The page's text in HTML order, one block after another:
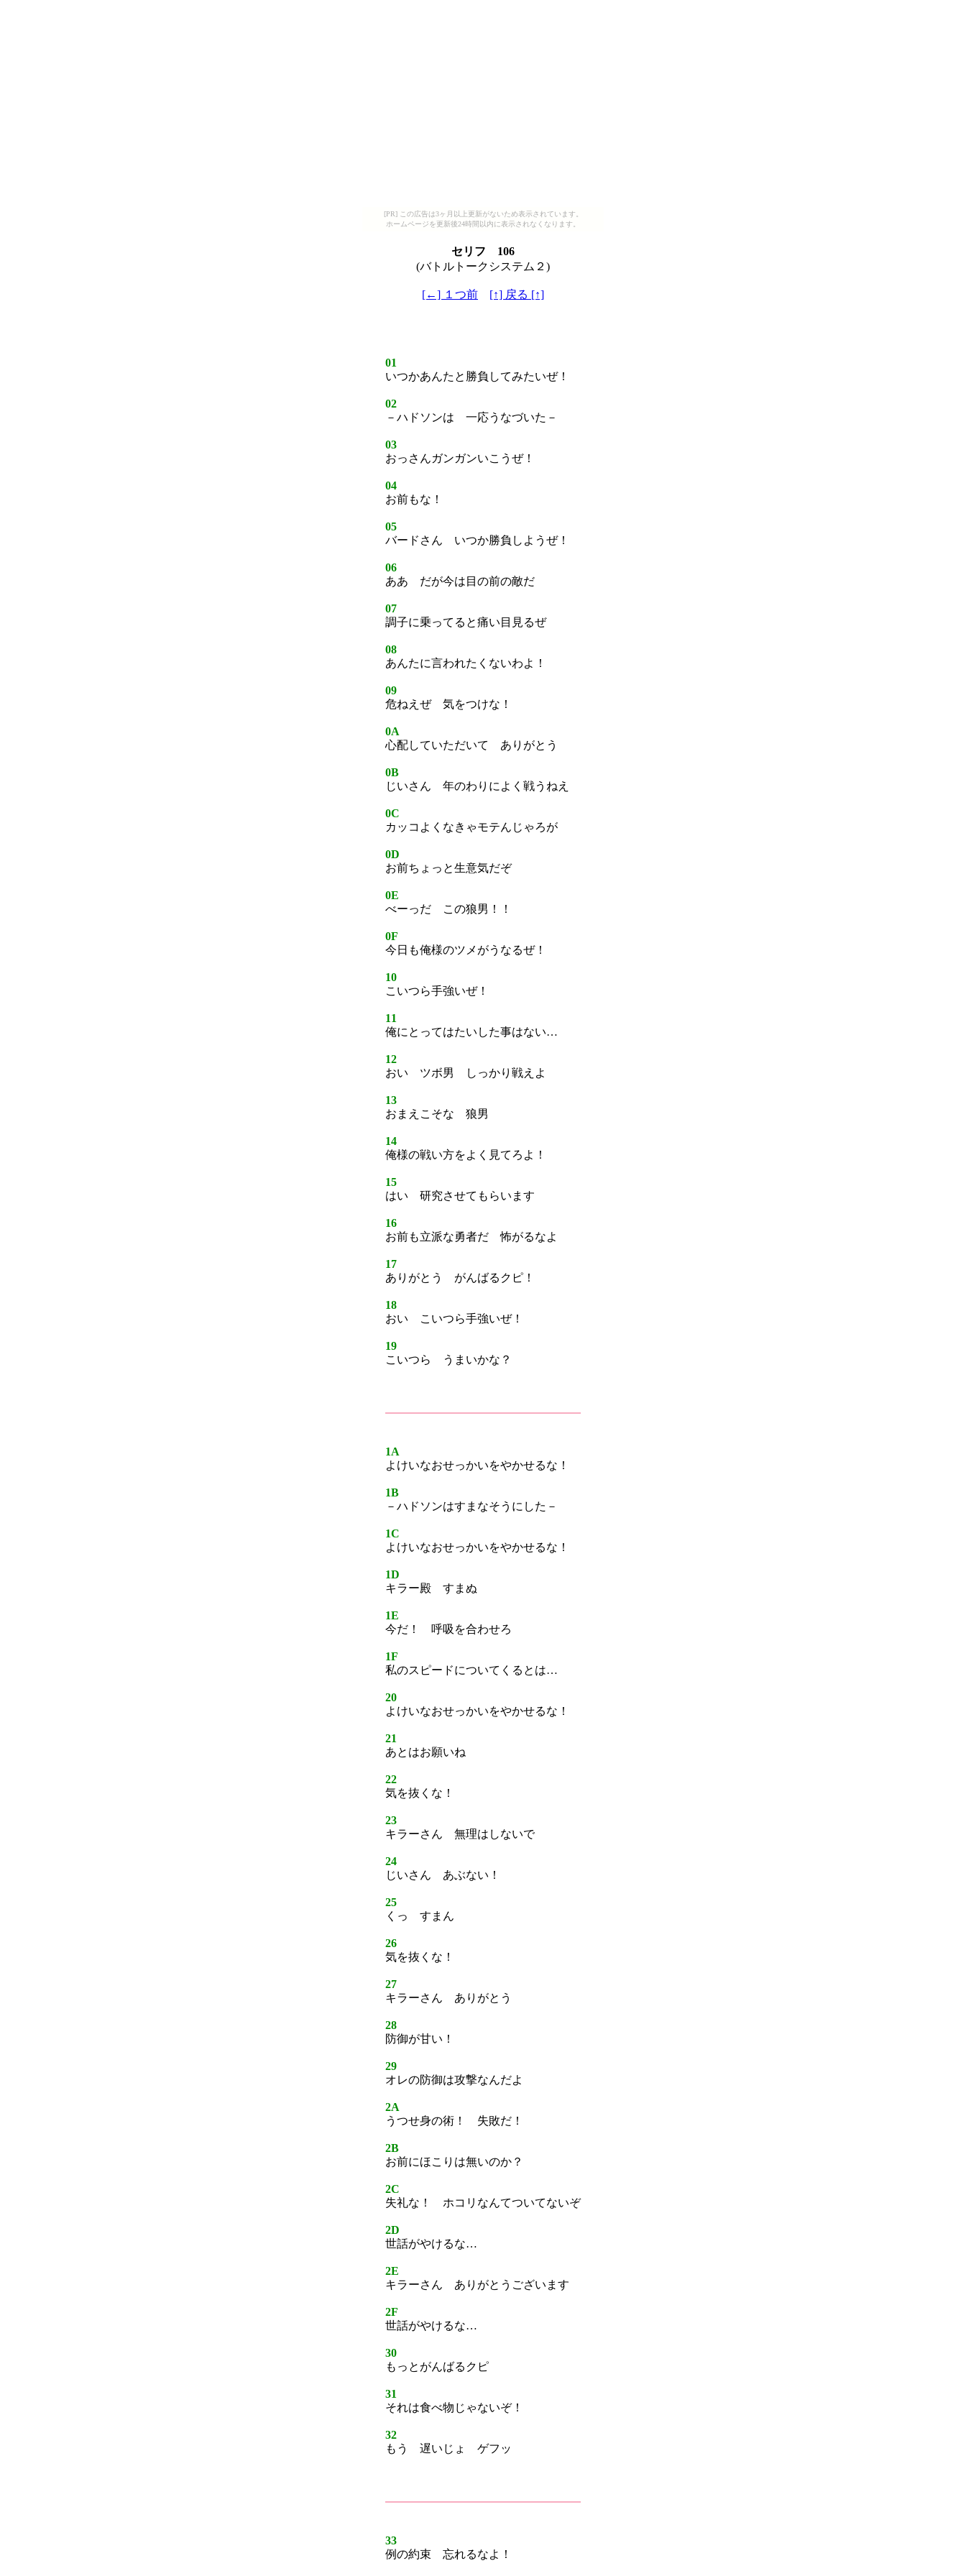
[PR] この広告は3ヶ月以上更新がないため表示されています。
ホームページを更新後24時間以内に表示されなくなります。
セリフ 106
(バトルトークシステム２)
[←] １つ前 [↑] 戻る [↑]
01
いつかあんたと勝負してみたいぜ！
02
－ハドソンは 一応うなづいた－
03
おっさんガンガンいこうぜ！
04
お前もな！
05
バードさん いつか勝負しようぜ！
06
ああ だが今は目の前の敵だ
07
調子に乗ってると痛い目見るぜ
08
あんたに言われたくないわよ！
09
危ねえぜ 気をつけな！
0A
心配していただいて ありがとう
0B
じいさん 年のわりによく戦うねえ
0C
カッコよくなきゃモテんじゃろが
0D
お前ちょっと生意気だぞ
0E
べーっだ この狼男！！
0F
今日も俺様のツメがうなるぜ！
10
こいつら手強いぜ！
11
俺にとってはたいした事はない…
12
おい ツボ男 しっかり戦えよ
13
おまえこそな 狼男
14
俺様の戦い方をよく見てろよ！
15
はい 研究させてもらいます
16
お前も立派な勇者だ 怖がるなよ
17
ありがとう がんばるクピ！
18
おい こいつら手強いぜ！
19
こいつら うまいかな？
1A
よけいなおせっかいをやかせるな！
1B
－ハドソンはすまなそうにした－
1C
よけいなおせっかいをやかせるな！
1D
キラー殿 すまぬ
1E
今だ！ 呼吸を合わせろ
1F
私のスピードについてくるとは…
20
よけいなおせっかいをやかせるな！
21
あとはお願いね
22
気を抜くな！
23
キラーさん 無理はしないで
24
じいさん あぶない！
25
くっ すまん
26
気を抜くな！
27
キラーさん ありがとう
28
防御が甘い！
29
オレの防御は攻撃なんだよ
2A
うつせ身の術！ 失敗だ！
2B
お前にほこりは無いのか？
2C
失礼な！ ホコリなんてついてないぞ
2D
世話がやけるな…
2E
キラーさん ありがとうございます
2F
世話がやけるな…
30
もっとがんばるクピ
31
それは食べ物じゃないぞ！
32
もう 遅いじょ ゲフッ
33
例の約束 忘れるなよ！